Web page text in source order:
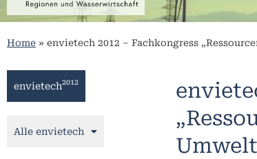
Home » envietech 2012 – Fachkongress
envietech2012
Alle envietech